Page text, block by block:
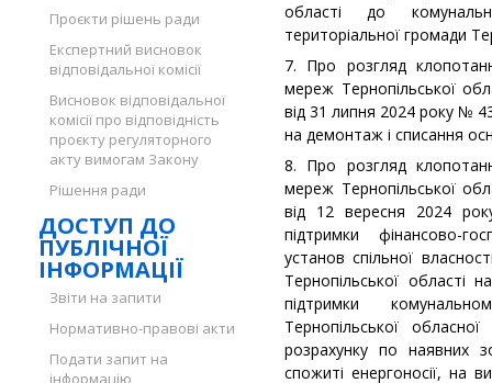
Проєкти рішень ради
Експертний висновок
відповідальної комісії
Висновок відповідальної
комісії про відповідність
проєкту регуляторного
акту вимогам Закону
Рішення ради
ДОСТУП ДО
ПУБЛІЧНОЇ
ІНФОРМАЦІЇ
Звіти на запити
Нормативно-правові акти
Подати запит на
інформацію
області до
територіальної громади
7. Про розгляд
мереж Тернопільської
від 31 липня 2024 року №
на демонтаж і списання
8. Про розгляд
мереж Тернопільської
від 12 вересня 2024
підтримки фінансово-
установ спільної
Тернопільської області
підтримки
Тернопільської
розрахунку по наявних
спожиті енергоносії, на